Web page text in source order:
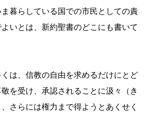
ま暮らしている国での市民としての責
いとは、新約聖書のどこにも書いて
は、信教の自由を求めるだけにとど
を受け、承認されることに汲々（き
さらには権力まで得ようとあくせく